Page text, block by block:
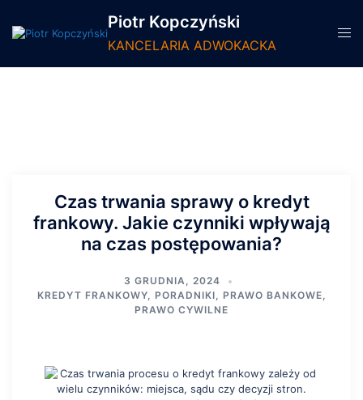
Piotr Kopczyński
KANCELARIA ADWOKACKA
Czas trwania sprawy o kredyt
frankowy. Jakie czynniki wpływają
na czas postępowania?
3 GRUDNIA, 2024
KREDYT FRANKOWY, PORADNIKI, PRAWO BANKOWE,
PRAWO CYWILNE